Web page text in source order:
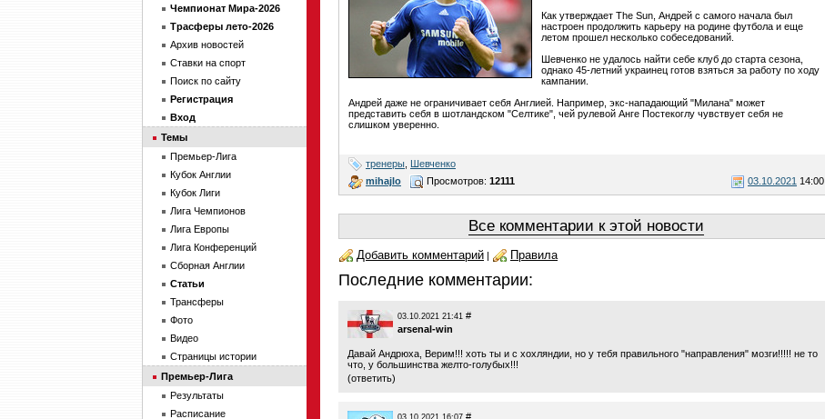
Как утверждает The Sun, Андрей с самого начала был
настроен продолжить карьеру на родине футбола и еще
летом прошел несколько собеседований.
Шевченко не удалось найти себе клуб до старта сезона,
однако 45-летний украинец готов взяться за работу по ходу
кампании.
Андрей даже не ограничивает себя Англией. Например, экс-нападающий "Милана" может
представить себя в шотландском "Селтике", чей рулевой Анге Постекоглу чувствует себя не
слишком уверенно.
тренеры Шевченко
mihajlo
03.10.2021 14:00
Просмотров: 12111
Все комментарии к этой новости
Добавить комментарий | Правила
Последние комментарии:
03.10.2021 21:41 #
arsenal-win
Давай Андрюха, Верим!!! хоть ты и с хохляндии, но у тебя правильного "направления" мозги!!!!! не то
что, у большинства желто-голубых!!!
(ответить)
03.10.2021 16:07 #
Чемпионат Мира-2026
Трасферы лето-2026
Архив новостей
Ставки на спорт
Поиск по сайту
Регистрация
Вход
Темы
Премьер-Лига
Кубок Англии
Кубок Лиги
Лига Чемпионов
Лига Европы
Лига Конференций
Сборная Англии
Статьи
Трансферы
Фото
Видео
Страницы истории
Премьер-Лига
Результаты
Расписание